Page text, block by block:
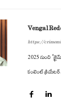
Vengal
https://
2025 నుంచి
కంటెంట్ క్రియేటర్